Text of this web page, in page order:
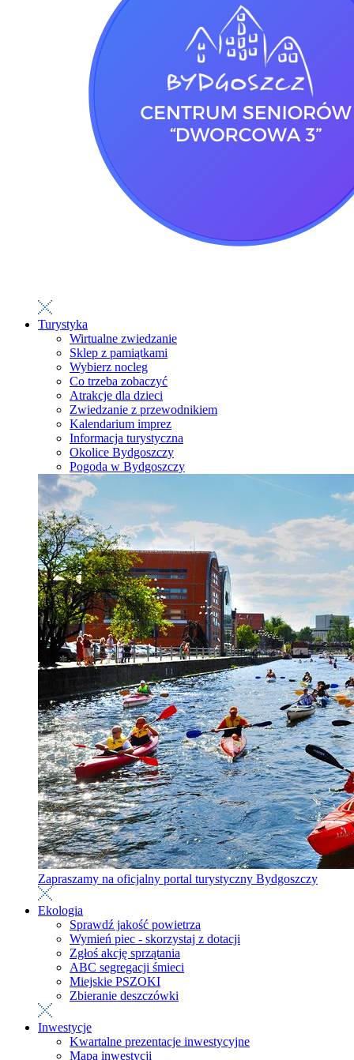
Turystyka
Wirtualne zwiedzanie
Sklep z pamiątkami
Wybierz nocleg
Co trzeba zobaczyć
Atrakcje dla dzieci
Zwiedzanie z przewodnikiem
Kalendarium imprez
Informacja turystyczna
Okolice Bydgoszczy
Pogoda w Bydgoszczy
Zapraszamy na oficjalny portal turystyczny Bydgoszczy
Ekologia
Sprawdź jakość powietrza
Wymień piec - skorzystaj z dotacji
Zgłoś akcję sprzątania
ABC segregacji śmieci
Miejskie PSZOKI
Zbieranie deszczówki
Inwestycje
Kwartalne prezentacje inwestycyjne
Mapa inwestycji